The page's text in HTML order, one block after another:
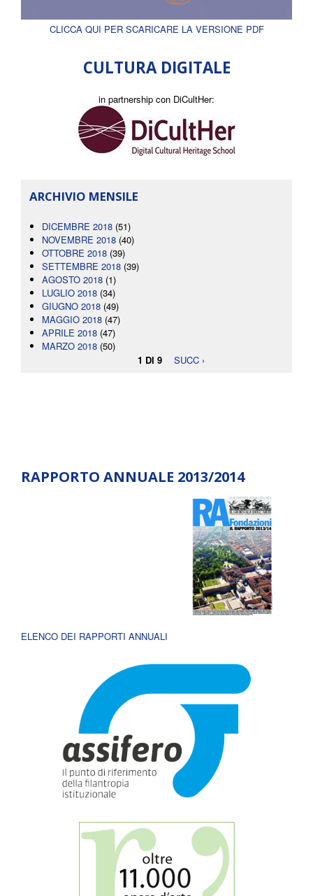
CLICCA QUI PER SCARICARE LA VERSIONE PDF
CULTURA DIGITALE
in partnership con DiCultHer:
ARCHIVIO MENSILE
DICEMBRE 2018 (51)
NOVEMBRE 2018 (40)
OTTOBRE 2018 (39)
SETTEMBRE 2018 (39)
AGOSTO 2018 (1)
LUGLIO 2018 (34)
GIUGNO 2018 (49)
MAGGIO 2018 (47)
APRILE 2018 (47)
MARZO 2018 (50)
1 DI 9
SUCC ›
RAPPORTO ANNUALE 2013/2014
ELENCO DEI RAPPORTI ANNUALI